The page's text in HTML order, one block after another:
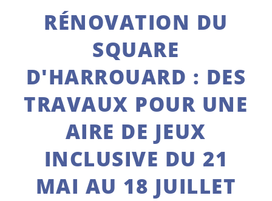
RÉNOVATION DU
SQUARE
D'HARROUARD : DES
TRAVAUX POUR UNE
AIRE DE JEUX
INCLUSIVE DU 21
MAI AU 18 JUILLET